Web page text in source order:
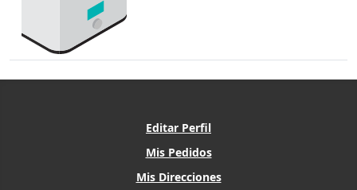
Editar Perfil
Mis Pedidos
Mis Direcciones